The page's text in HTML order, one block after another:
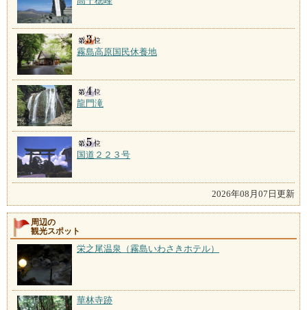
霧島高原国民休養地
龍門滝
国道２２３号
2026年08月07日更新
周辺の
観光スポット
栄之尾温泉（霧島いわさきホテル）
華林寺跡